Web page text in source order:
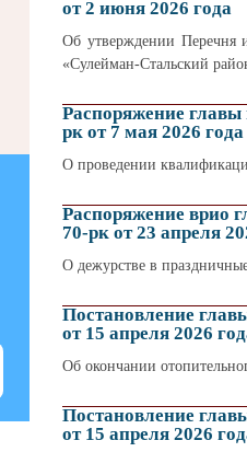
от 2 июня 2026 года
Об утверждении Перечня
«Сулейман-Стальский
Распоряжение
рк от 7 мая 2026 года
О проведении
Распоряжение врио
70-рк от 23 апреля
О дежурстве в
Постановление
от 15 апреля 2026
Об окончании
Постановление
от 15 апреля 2026